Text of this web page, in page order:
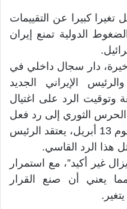
كبيرا عن التقييمات
الدولية تمنع إيران
دار سجال داخلي في
الإيراني الجديد
وتوقيت الرد على اغتيال
الحرس الثوري إلى رد فعل
أكثر شدة وأوسع نطاقا من هجوم 13 أبريل، يعتقد الرئيس
هذا الرد القاسي.
غير أكيد”، مع استمرار
يعني أن صنع القرار